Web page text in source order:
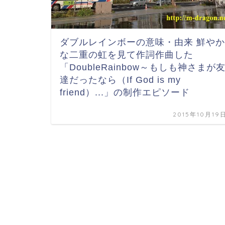
ダブルレインボーの意味・由来 鮮やか
な二重の虹を見て作詞作曲した
「DoubleRainbow～もしも神さまが友
達だったなら（If God is my
friend）...」の制作エピソード
2015年10月19